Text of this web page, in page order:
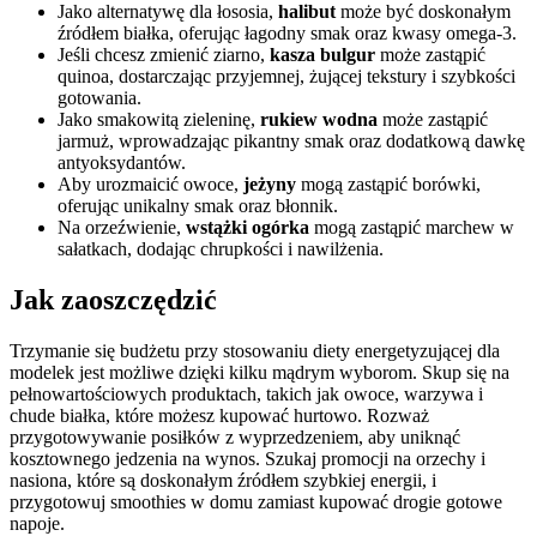
Jako alternatywę dla łososia, halibut może być doskonałym
źródłem białka, oferując łagodny smak oraz kwasy omega-3.
Jeśli chcesz zmienić ziarno, kasza bulgur może zastąpić
quinoa, dostarczając przyjemnej, żującej tekstury i szybkości
gotowania.
Jako smakowitą zieleninę, rukiew wodna może zastąpić
jarmuż, wprowadzając pikantny smak oraz dodatkową dawkę
antyoksydantów.
Aby urozmaicić owoce, jeżyny mogą zastąpić borówki,
oferując unikalny smak oraz błonnik.
Na orzeźwienie, wstążki ogórka mogą zastąpić marchew w
sałatkach, dodając chrupkości i nawilżenia.
Jak zaoszczędzić
Trzymanie się budżetu przy stosowaniu diety energetyzującej dla
modelek jest możliwe dzięki kilku mądrym wyborom. Skup się na
pełnowartościowych produktach, takich jak owoce, warzywa i
chude białka, które możesz kupować hurtowo. Rozważ
przygotowywanie posiłków z wyprzedzeniem, aby uniknąć
kosztownego jedzenia na wynos. Szukaj promocji na orzechy i
nasiona, które są doskonałym źródłem szybkiej energii, i
przygotowuj smoothies w domu zamiast kupować drogie gotowe
napoje.